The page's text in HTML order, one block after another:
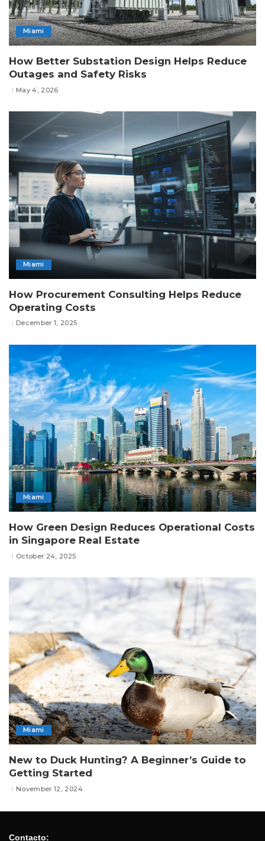
Miami
How Better Substation Design Helps Reduce
Outages and Safety Risks
May 4, 2026
Miami
How Procurement Consulting Helps Reduce
Operating Costs
December 1, 2025
Miami
How Green Design Reduces Operational Costs
in Singapore Real Estate
October 24, 2025
Miami
New to Duck Hunting? A Beginner’s Guide to
Getting Started
November 12, 2024
Contacto: